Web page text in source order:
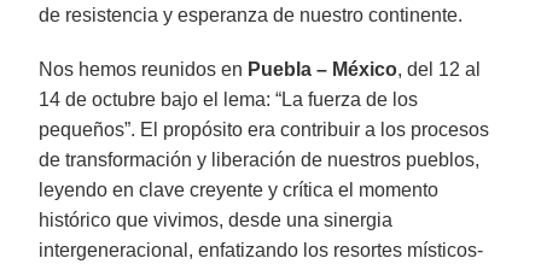
de resistencia y esperanza de nuestro continente.
Nos hemos reunidos en Puebla – México, del 12 al
14 de octubre bajo el lema: “La fuerza de los
pequeños”. El propósito era contribuir a los procesos
de transformación y liberación de nuestros pueblos,
leyendo en clave creyente y crítica el momento
histórico que vivimos, desde una sinergia
intergeneracional, enfatizando los resortes místicos-